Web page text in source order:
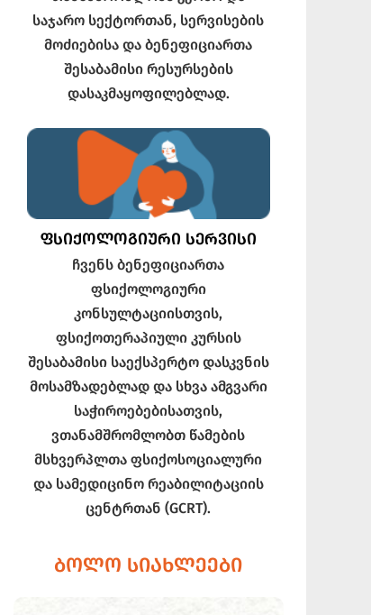
საჯარო სექტორთან, სერვისების
მოძიებისა და ბენეფიციართა
შესაბამისი რესურსების
დასაკმაყოფილებლად.
ᲤᲡᲘᲥᲝᲚᲝᲒᲘᲣᲠᲘ ᲡᲔᲠᲕᲘᲡᲘ
ჩვენს ბენეფიციართა
ფსიქოლოგიური
კონსულტაციისთვის,
ფსიქოთერაპიული კურსის
შესაბამისი საექსპერტო დასკვნის
მოსამზადებლად და სხვა ამგვარი
საჭიროებებისათვის,
ვთანამშრომლობთ წამების
მსხვერპლთა ფსიქოსოციალური
და სამედიცინო რეაბილიტაციის
ცენტრთან (GCRT).
ᲑᲝᲚᲝ ᲡᲘᲐᲮᲚᲔᲔᲑᲘ